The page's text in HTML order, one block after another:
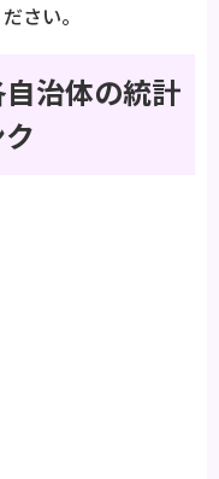
さい。
治体の統計